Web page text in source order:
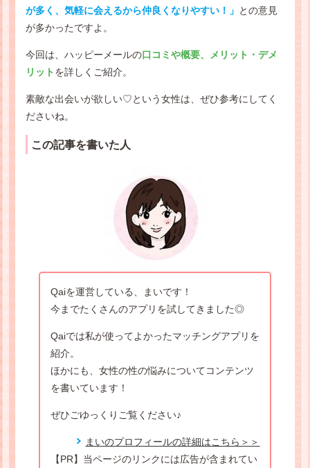
が多く、気軽に会えるから仲良くなりやすい！」 との意見
が多かったですよ。
今回は、ハッピーメールの口コミや概要、メリット・デメ
リット を詳しくご紹介。
素敵な出会いが欲しい♡という女性は、ぜひ参考にしてく
ださいね。
この記事を書いた人
Qaiを運営している、まいです！
今までたくさんのアプリを試してきました◎
Qaiでは私が使ってよかったマッチングアプリを
紹介。
ほかにも、女性の性の悩みについてコンテンツ
を書いています！
ぜひごゆっくりご覧ください♪
まいのプロフィールの詳細はこちら＞＞
【PR】当ページのリンクには広告が含まれてい